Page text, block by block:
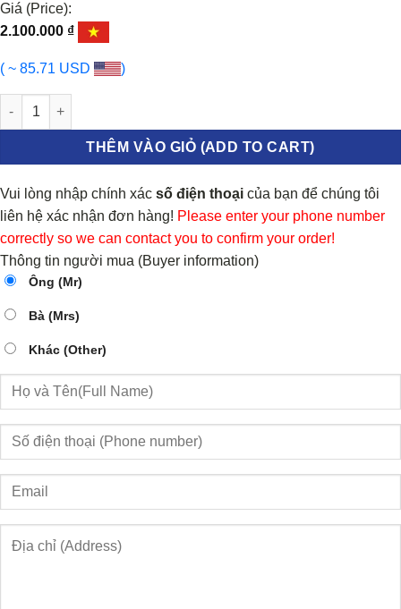
Giá (Price):
2.100.000 ₫
( ~ 85.71 USD )
NẸP MẠ CA LĂNG DƯỚI ISUZU MUX 2017-2024 | 8976704540 số
THÊM VÀO GIỎ (ADD TO CART)
Vui lòng nhập chính xác số điện thoại của bạn để chúng tôi
liên hệ xác nhận đơn hàng! Please enter your phone number
correctly so we can contact you to confirm your order!
Thông tin người mua (Buyer information)
Ông (Mr)
Bà (Mrs)
Khác (Other)